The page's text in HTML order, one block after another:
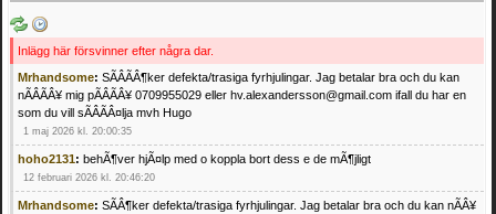
Inlägg här försvinner efter några dar.
Mrhandsome: SÃÂÃÂ¶ker defekta/trasiga fyrhjulingar. Jag betalar bra och du kan
nÃÂÃÂ¥ mig pÃÂÃÂ¥ 0709955029 eller hv.alexandersson@gmail.com ifall du har en
som du vill sÃÂÃÂ¤lja mvh Hugo
1 maj 2026 kl. 20:00:35
hoho2131: behÃ¶ver hjÃ¤lp med o koppla bort dess e de mÃ¶jligt
12 februari 2026 kl. 20:46:20
Mrhandsome: SÃÂ¶ker defekta/trasiga fyrhjulingar. Jag betalar bra och du kan nÃÂ¥